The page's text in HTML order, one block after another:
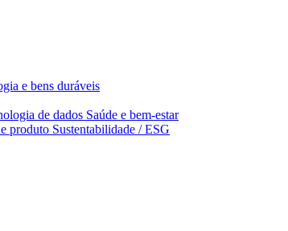
e bens duráveis
de dados Saúde e bem‑estar
produto Sustentabilidade / ESG